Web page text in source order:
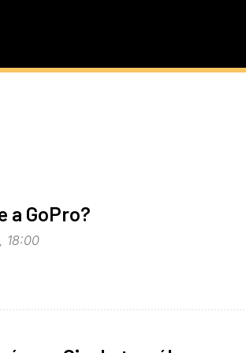
a GoPro?
18:00